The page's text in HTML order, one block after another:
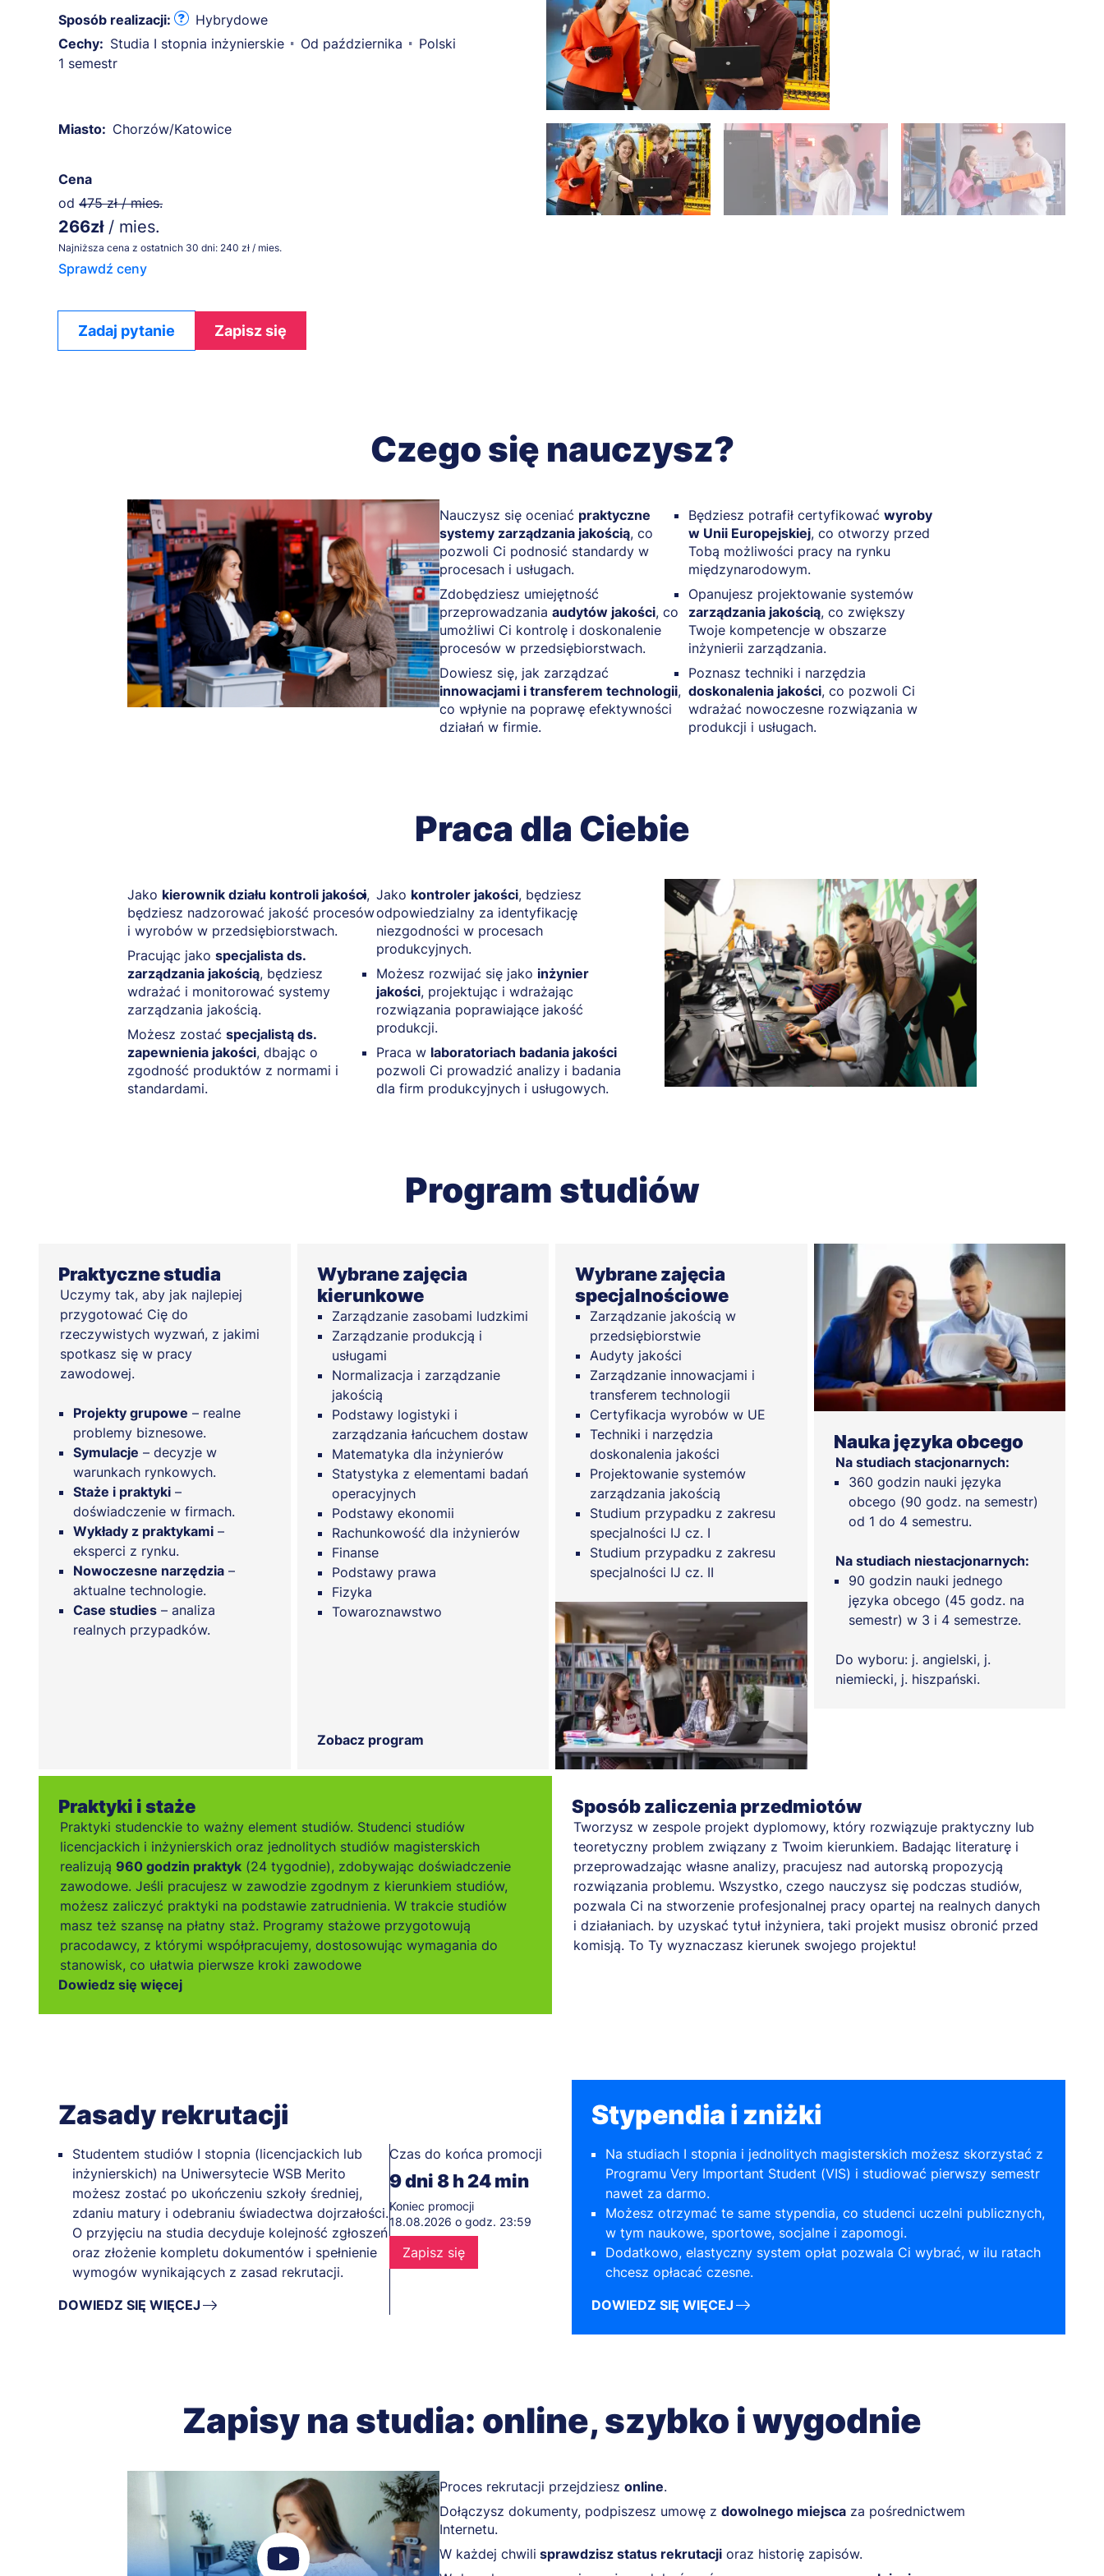
Sposób realizacji:
Hybrydowe
Cechy: Studia I stopnia inżynierskie Od października
Polski
1 semestr
Miasto: Chorzów/Katowice
Cena
od 475 zł / mies.
266zł / mies.
Najniższa cena z ostatnich 30 dni: 240 zł / mies.
Sprawdź ceny
Zadaj pytanie Zapisz się
Czego się nauczysz?
Nauczysz się oceniać praktyczne
systemy zarządzania jakością, co
pozwoli Ci podnosić standardy w
procesach i usługach.
Zdobędziesz umiejętność
przeprowadzania audytów jakości, co
umożliwi Ci kontrolę i doskonalenie
procesów w przedsiębiorstwach.
Dowiesz się, jak zarządzać
innowacjami i transferem technologii,
co wpłynie na poprawę efektywności
działań w firmie.
Będziesz potrafił certyfikować wyroby
w Unii Europejskiej, co otworzy przed
Tobą możliwości pracy na rynku
międzynarodowym.
Opanujesz projektowanie systemów
zarządzania jakością, co zwiększy
Twoje kompetencje w obszarze
inżynierii zarządzania.
Poznasz techniki i narzędzia
doskonalenia jakości, co pozwoli Ci
wdrażać nowoczesne rozwiązania w
produkcji i usługach.
Praca dla Ciebie
Jako kierownik działu kontroli jakości,
będziesz nadzorować jakość procesów
i wyrobów w przedsiębiorstwach.
Pracując jako specjalista ds.
zarządzania jakością, będziesz
wdrażać i monitorować systemy
zarządzania jakością.
Możesz zostać specjalistą ds.
zapewnienia jakości, dbając o
zgodność produktów z normami i
standardami.
Jako kontroler jakości, będziesz
odpowiedzialny za identyfikację
niezgodności w procesach
produkcyjnych.
Możesz rozwijać się jako inżynier
jakości, projektując i wdrażając
rozwiązania poprawiające jakość
produkcji.
Praca w laboratoriach badania jakości
pozwoli Ci prowadzić analizy i badania
dla firm produkcyjnych i usługowych.
Program studiów
Praktyczne studia
Uczymy tak, aby jak najlepiej
przygotować Cię do
rzeczywistych wyzwań, z jakimi
spotkasz się w pracy
zawodowej.
Projekty grupowe – realne
problemy biznesowe.
Symulacje – decyzje w
warunkach rynkowych.
Staże i praktyki –
doświadczenie w firmach.
Wykłady z praktykami –
eksperci z rynku.
Nowoczesne narzędzia –
aktualne technologie.
Case studies – analiza
realnych przypadków.
Wybrane zajęcia
kierunkowe
Zarządzanie zasobami ludzkimi
Zarządzanie produkcją i
usługami
Normalizacja i zarządzanie
jakością
Podstawy logistyki i
zarządzania łańcuchem dostaw
Matematyka dla inżynierów
Statystyka z elementami badań
operacyjnych
Podstawy ekonomii
Rachunkowość dla inżynierów
Finanse
Podstawy prawa
Fizyka
Towaroznawstwo
Zobacz program
Wybrane zajęcia
specjalnościowe
Zarządzanie jakością w
przedsiębiorstwie
Audyty jakości
Zarządzanie innowacjami i
transferem technologii
Certyfikacja wyrobów w UE
Techniki i narzędzia
doskonalenia jakości
Projektowanie systemów
zarządzania jakością
Studium przypadku z zakresu
specjalności IJ cz. I
Studium przypadku z zakresu
specjalności IJ cz. II
Nauka języka obcego
Na studiach stacjonarnych:
360 godzin nauki języka
obcego (90 godz. na semestr)
od 1 do 4 semestru.
Na studiach niestacjonarnych:
90 godzin nauki jednego
języka obcego (45 godz. na
semestr) w 3 i 4 semestrze.
Do wyboru: j. angielski, j.
niemiecki, j. hiszpański.
Praktyki i staże
Praktyki studenckie to ważny element studiów. Studenci studiów
licencjackich i inżynierskich oraz jednolitych studiów magisterskich
realizują 960 godzin praktyk (24 tygodnie), zdobywając doświadczenie
zawodowe. Jeśli pracujesz w zawodzie zgodnym z kierunkiem studiów,
możesz zaliczyć praktyki na podstawie zatrudnienia. W trakcie studiów
masz też szansę na płatny staż. Programy stażowe przygotowują
pracodawcy, z którymi współpracujemy, dostosowując wymagania do
stanowisk, co ułatwia pierwsze kroki zawodowe
Dowiedz się więcej
Sposób zaliczenia przedmiotów
Tworzysz w zespole projekt dyplomowy, który rozwiązuje praktyczny lub
teoretyczny problem związany z Twoim kierunkiem. Badając literaturę i
przeprowadzając własne analizy, pracujesz nad autorską propozycją
rozwiązania problemu. Wszystko, czego nauczysz się podczas studiów,
pozwala Ci na stworzenie profesjonalnej pracy opartej na realnych danych
i działaniach. by uzyskać tytuł inżyniera, taki projekt musisz obronić przed
komisją. To Ty wyznaczasz kierunek swojego projektu!
Zasady rekrutacji
Studentem studiów I stopnia (licencjackich lub
inżynierskich) na Uniwersytecie WSB Merito
możesz zostać po ukończeniu szkoły średniej,
zdaniu matury i odebraniu świadectwa dojrzałości.
O przyjęciu na studia decyduje kolejność zgłoszeń
oraz złożenie kompletu dokumentów i spełnienie
wymogów wynikających z zasad rekrutacji.
DOWIEDZ SIĘ WIĘCEJ
Czas do końca promocji
9dni 8h24min
Koniec promocji
18.08.2026 o godz. 23:59
Zapisz się
Stypendia i zniżki
Na studiach I stopnia i jednolitych magisterskich możesz skorzystać z
Programu Very Important Student (VIS) i studiować pierwszy semestr
nawet za darmo.
Możesz otrzymać te same stypendia, co studenci uczelni publicznych,
w tym naukowe, sportowe, socjalne i zapomogi.
Dodatkowo, elastyczny system opłat pozwala Ci wybrać, w ilu ratach
chcesz opłacać czesne.
DOWIEDZ SIĘ WIĘCEJ
Zapisy na studia: online, szybko i wygodnie
Proces rekrutacji przejdziesz online.
Dołączysz dokumenty, podpiszesz umowę z dowolnego miejsca za pośrednictwem
Internetu.
W każdej chwili sprawdzisz status rekrutacji oraz historię zapisów.